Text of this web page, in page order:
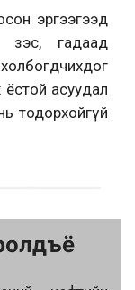
эргээгээд
зэс, гадаад
асуудал
тодорхойгүй